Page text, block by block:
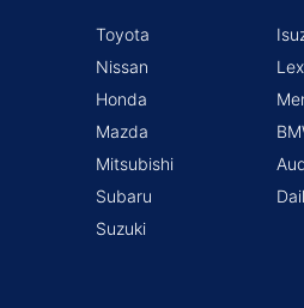
Toyota
Nissan
Honda
Mazda
Mitsubishi
Subaru
Suzuki